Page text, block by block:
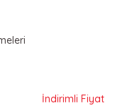
İndirimli Fiyat